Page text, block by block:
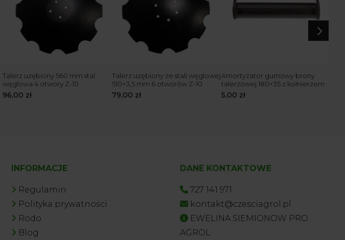
Talerz uzębiony 560 mm stal
węglowa 4 otwory Z-10
96,00 zł
Talerz uzębiony ze stali węglowej
510×3,5 mm 6 otworów Z-10
79,00 zł
Amortyzator gumowy brony
talerzowej 180×35 z kołnierzem
5,00 zł
5
INFORMACJE
Regulamin
Polityka prywatności
Rodo
Blog
DANE KONTAKTOWE
727 141 971
kontakt@czesciagrol.pl
EWELINA SIEMIONOW PRO
AGROL